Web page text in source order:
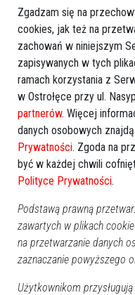
Budżet Ostrołęki na 2024
przyjęty. Bez obligacji
[ZDJĘCIA]
Głosowali, ale "się nie
cieszyli". Starcie radnych
podczas dyskusji o
Zgadzam się na
cookies, jak też na
zachowań w niniejszym
zapisywanych w tych
ramach korzystania z
w Ostrołęce przy ul.
partnerów. Więcej
danych osobowych
Prywatności. Zgoda na
być w każdej chwili
Polityce Prywatności.
Podstawą prawną
zawartych w plikach
na przetwarzanie danych
zaznaczanie powyższego
Użytkownikom